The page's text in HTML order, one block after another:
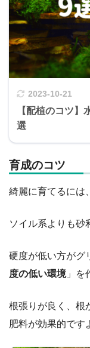
2023-10-21
【配植のコツ
選
育成のコツ
綺麗に育てるには
ソイル系よりも砂
硬度が低い方がグ
度の低い環境」を
根張りが良く、根
肥料が効果的です